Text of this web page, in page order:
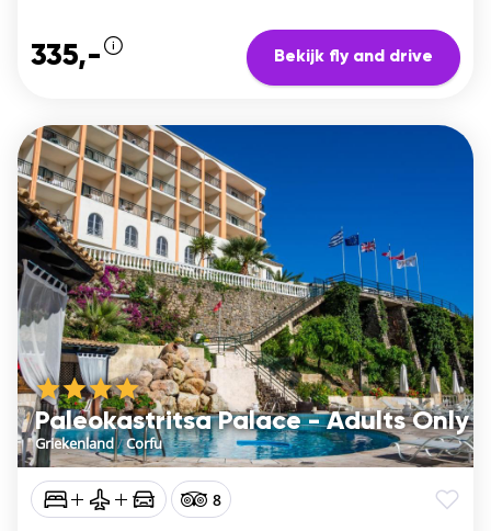
335,- Bekijk fly and drive
Paleokastritsa Palace - Adults Only
Griekenland/Corfu
8